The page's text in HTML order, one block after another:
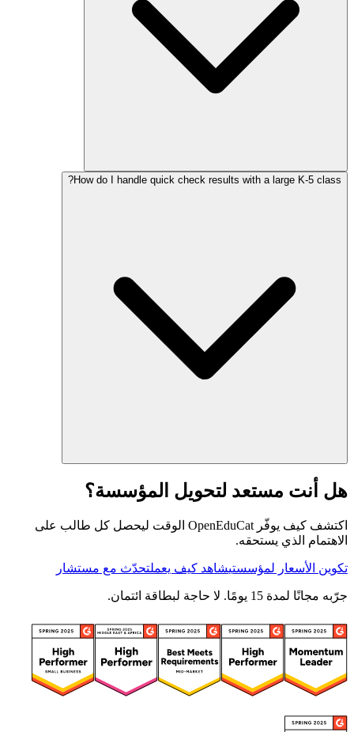
How do I handle quick check results with a large K-5 class?
هل أنت مستعد لتحويل المؤسسة؟
اكتشف كيف يوفّر OpenEduCat الوقت ليحصل كل طالب على
الاهتمام الذي يستحقه.
تكوين الأسعار لمؤسستيشاهد كيف يعملتحدّث مع مستشار
جرّبه مجانًا لمدة 15 يومًا. لا حاجة لبطاقة ائتمان.